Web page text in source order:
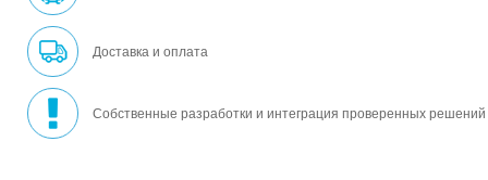
Доставка и оплата
Собственные разработки и интеграция проверенных решений